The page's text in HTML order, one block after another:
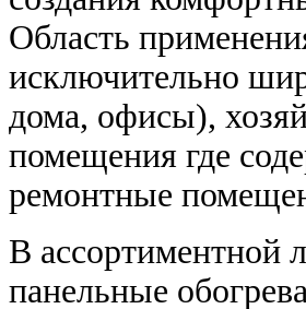
Область
исключительно
дома, офисы),
помещения где
ремонтные
В ассортиментной
панельные